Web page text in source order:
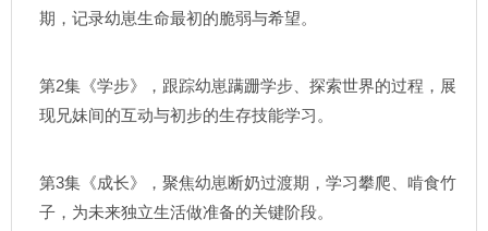
期，记录幼崽生命最初的脆弱与希望。
第2集《学步》，跟踪幼崽蹒跚学步、探索世界的过程，展
现兄妹间的互动与初步的生存技能学习。
第3集《成长》，聚焦幼崽断奶过渡期，学习攀爬、啃食竹
子，为未来独立生活做准备的关键阶段。